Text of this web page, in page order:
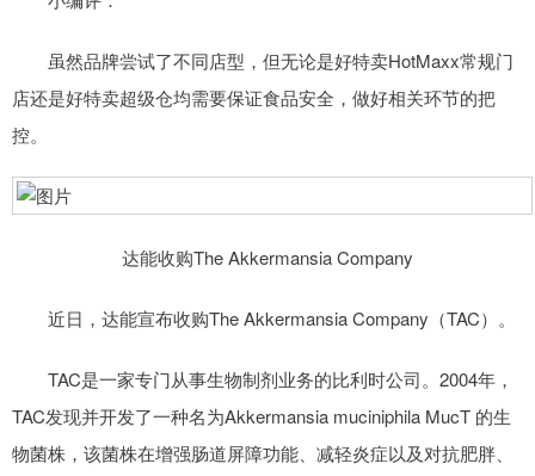
虽然品牌尝试了不同店型，但无论是好特卖HotMaxx常规门
店还是好特卖超级仓均需要保证食品安全，做好相关环节的把
控。
达能收购The Akkermansia Company
近日，达能宣布收购The Akkermansia Company（TAC）。
TAC是一家专门从事生物制剂业务的比利时公司。2004年，
TAC发现并开发了一种名为Akkermansia muciniphila MucT 的生
物菌株，该菌株在增强肠道屏障功能、减轻炎症以及对抗肥胖、